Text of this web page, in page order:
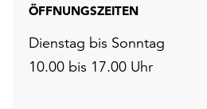
ÖFFNUNGSZEITEN
Dienstag bis Sonntag
10.00 bis 17.00 Uhr